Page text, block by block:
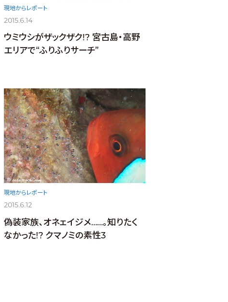
現地からレポート
2015.6.14
ウミウシがザックザク!? 宮古島・高野
エリアで“ふりふりサーチ”
現地からレポート
2015.6.12
偽装家族、オネェイジメ……。知りたく
なかった!? クマノミの素性3